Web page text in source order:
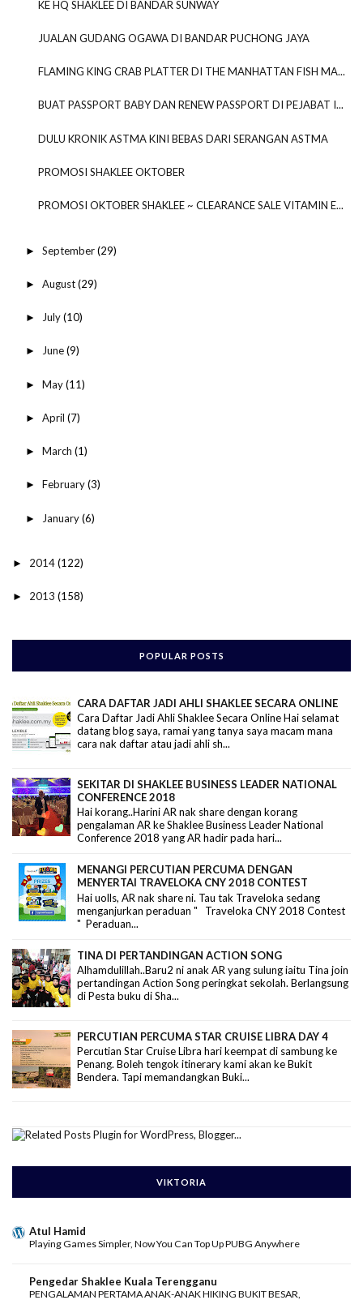
KE HQ SHAKLEE DI BANDAR SUNWAY
JUALAN GUDANG OGAWA DI BANDAR PUCHONG JAYA
FLAMING KING CRAB PLATTER DI THE MANHATTAN FISH MA...
BUAT PASSPORT BABY DAN RENEW PASSPORT DI PEJABAT I...
DULU KRONIK ASTMA KINI BEBAS DARI SERANGAN ASTMA
PROMOSI SHAKLEE OKTOBER
PROMOSI OKTOBER SHAKLEE ~ CLEARANCE SALE VITAMIN E...
► September(29)
► August(29)
► July(10)
► June(9)
► May(11)
► April (7)
► March (1)
► February(3)
► January(6)
► 2014(122)
► 2013 (158)
POPULAR POSTS
CARA DAFTAR JADI AHLI SHAKLEE SECARA ONLINE
Cara Daftar Jadi Ahli Shaklee Secara Online Hai selamat
datang blog saya, ramai yang tanya saya macam mana
cara nak daftar atau jadi ahli sh...
SEKITAR DI SHAKLEE BUSINESS LEADER NATIONAL
CONFERENCE 2018
Hai korang..Harini AR nak share dengan korang
pengalaman AR ke Shaklee Business Leader National
Conference 2018 yang AR hadir pada hari...
MENANGI PERCUTIAN PERCUMA DENGAN
MENYERTAI TRAVELOKA CNY 2018 CONTEST
Hai uolls, AR nak share ni. Tau tak Traveloka sedang
menganjurkan peraduan " Traveloka CNY 2018 Contest
" Peraduan...
TINA DI PERTANDINGAN ACTION SONG
Alhamdulillah..Baru2 ni anak AR yang sulung iaitu Tina join
pertandingan Action Song peringkat sekolah. Berlangsung
di Pesta buku di Sha...
PERCUTIAN PERCUMA STAR CRUISE LIBRA DAY 4
Percutian Star Cruise Libra hari keempat di sambung ke
Penang. Boleh tengok itinerary kami akan ke Bukit
Bendera. Tapi memandangkan Buki...
VIKTORIA
Atul Hamid
Playing Games Simpler, Now You Can Top Up PUBG Anywhere
Pengedar Shaklee Kuala Terengganu
PENGALAMAN PERTAMA ANAK-ANAK HIKING BUKIT BESAR,